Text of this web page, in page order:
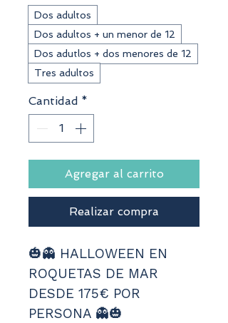
Dos adultos
Dos adultos + un menor de 12
Dos adutlos + dos menores de 12
Tres adultos
Cantidad *
Agregar al carrito
Realizar compra
🎃👻 HALLOWEEN EN
ROQUETAS DE MAR
DESDE 175€ POR
PERSONA 👻🎃